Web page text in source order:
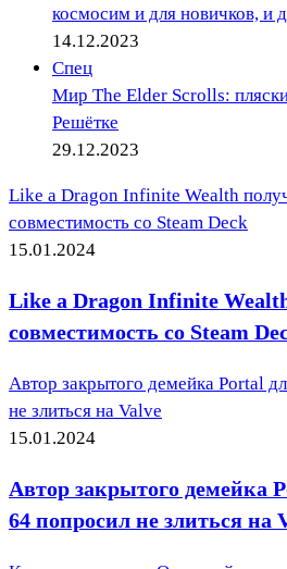
космосим и для новичков, и
14.12.2023
Спец
Мир The Elder Scrolls:
Решётке
29.12.2023
Like a Dragon Infinite Wealth
совместимость со Steam Deck
15.01.2024
Like a Dragon Infinite
совместимость со Steam
Автор закрытого демейка Portal
не злиться на Valve
15.01.2024
Автор закрытого демейка
64 попросил не злиться на